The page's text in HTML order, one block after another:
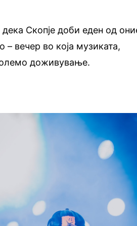
Скопје доби еден од
вечер во која музиката,
доживување.